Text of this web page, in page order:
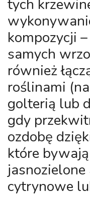
tych
kompozycji
samych
również
roślinami
golterią lub
gdy
ozdobę
które
jasnozielone
cytrynowe